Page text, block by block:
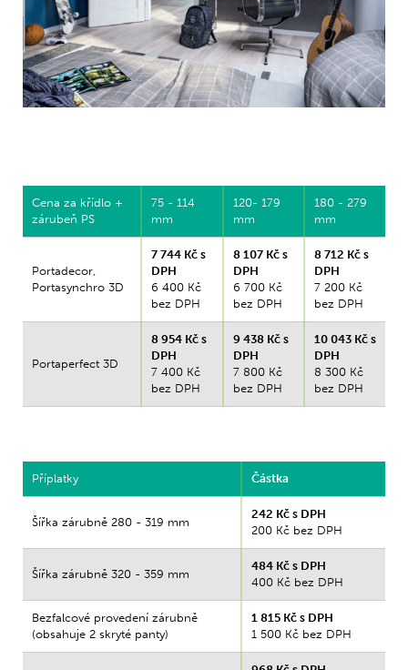
Cena za křídlo +
zárubeň PS
75 - 114
mm
120- 179
mm
180 - 279
mm
Portadecor,
Portasynchro 3D
7 744 Kč s
DPH
6 400 Kč
bez DPH
8 107 Kč s
DPH
6 700 Kč
bez DPH
8 712 Kč s
DPH
7 200 Kč
bez DPH
Portaperfect 3D
8 954 Kč s
DPH
7 400 Kč
bez DPH
9 438 Kč s
DPH
7 800 Kč
bez DPH
10 043 Kč s
DPH
8 300 Kč
bez DPH
Příplatky Částka
Šířka zárubně 280 - 319 mm
242 Kč s DPH
200 Kč bez DPH
Šířka zárubně 320 - 359 mm
484 Kč s DPH
400 Kč bez DPH
Bezfalcové provedení zárubně
(obsahuje 2 skryté panty)
1 815 Kč s DPH
1 500 Kč bez DPH